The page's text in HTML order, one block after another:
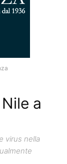
a
virus nella